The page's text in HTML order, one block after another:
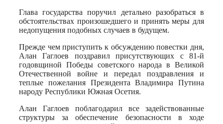
Глава государства поручил детально разобраться в
обстоятельствах произошедшего и принять меры для
недопущения подобных случаев в будущем.
Прежде чем приступить к обсуждению повестки дня,
Алан Гаглоев поздравил присутствующих с 81-й
годовщиной Победы советского народа в Великой
Отечественной войне и передал поздравления и
теплые пожелания Президента Владимира Путина
народу Республики Южная Осетия.
Алан Гаглоев поблагодарил все задействованные
структуры за обеспечение безопасности в ходе